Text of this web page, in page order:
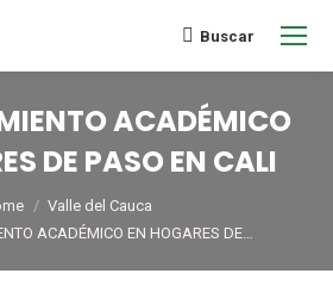
Buscar
ACADÉMICO
DE PASO EN CALI
Valle del Cauca
ACADÉMICO EN HOGARES DE…